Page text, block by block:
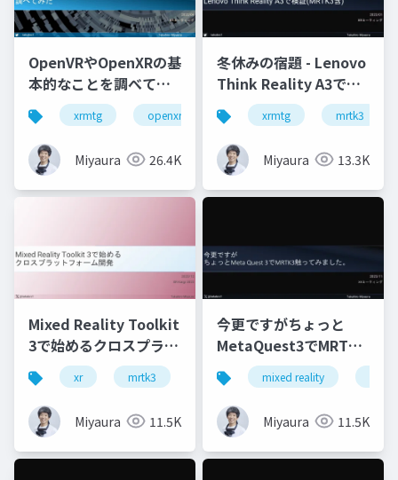
OpenVRやOpenXRの基
本的なことを調べてみ
た
xrmtg openxr openvr hololens
Miyaura 26.4K
冬休みの宿題 - Lenovo
Think Reality A3で検
証(MRTK3含)
xrmtg mrtk3
Miyaura 13.3K
Mixed Reality Toolkit
3で始めるクロスプラッ
トフォーム開発
xr mrtk3 metaquest3 snapdragonspaces
Miyaura 11.5K
今更ですがちょっと
MetaQuest3でMRTK3
触ってみました
mixed reality
Miyaura 11.5K